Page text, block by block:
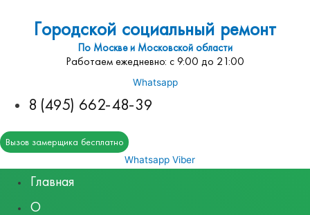
Городской социальный ремонт
По Москве и Московской области
Работаем ежедневно: с 9:00 до 21:00
Whatsapp
8 (495) 662-48-39
Вызов замерщика бесплатно
Whatsapp Viber
Главная
О